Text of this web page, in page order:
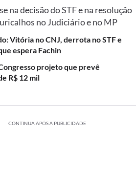
na decisão do STF e na resolução
no Judiciário e no MP
Vitória no CNJ, derrota no STF e
espera Fachin
projeto que prevê
R$ 12 mil
CONTINUA APÓS A PUBLICIDADE